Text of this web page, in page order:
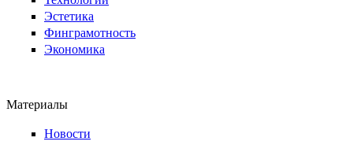
Эстетика
Финграмотность
Экономика
Материалы
Новости